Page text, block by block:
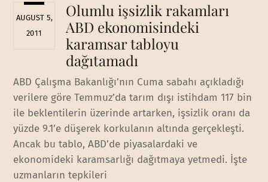
AUGUST 5,
2011
Olumlu işsizlik rakamları
ABD ekonomisindeki
karamsar tabloyu
dağıtamadı
ABD Çalışma Bakanlığı’nın Cuma sabahı açıkladığı
verilere göre Temmuz’da tarım dışı istihdam 117 bin
ile beklentilerin üzerinde artarken, işsizlik oranı da
yüzde 9.1’e düşerek korkulanın altında gerçekleşti.
Ancak bu tablo, ABD’de piyasalardaki ve
ekonomideki karamsarlığı dağıtmaya yetmedi. İşte
uzmanların tepkileri